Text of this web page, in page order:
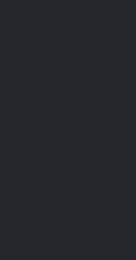
sostanziale rispondenza dei
progettuale.
dell’esito del controllo
Responsabile, obbligato ad
dalla normativa al fine di
come abbiamo recentemente
Centro Italia.
di tale attività con le
remoto
così suddivisa:
struttura di controllo
istruttoria –
attività di controllo a